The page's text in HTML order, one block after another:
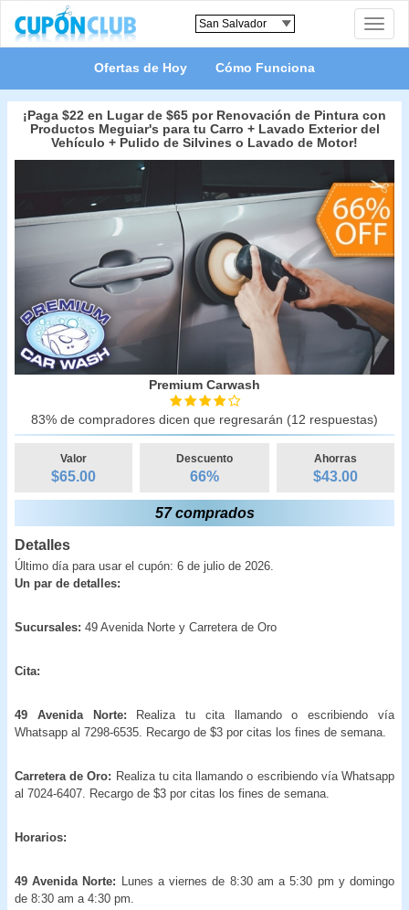
Toggle
Ofertas de Hoy Cómo Funciona
¡Paga $22 en Lugar de $65 por Renovación de Pintura con
Productos Meguiar's para tu Carro + Lavado Exterior del
Vehículo + Pulido de Silvines o Lavado de Motor!
Premium Carwash
83% de compradores dicen que regresarán (12 respuestas)
Valor
$65.00
Descuento
66%
Ahorras
$43.00
57 comprados
Detalles
Último día para usar el cupón: 6 de julio de 2026.
Un par de detalles:
Sucursales: 49 Avenida Norte y Carretera de Oro
Cita:
49 Avenida Norte: Realiza tu cita llamando o escribiendo vía
Whatsapp al 7298-6535. Recargo de $3 por citas los fines de semana.
Carretera de Oro: Realiza tu cita llamando o escribiendo vía Whatsapp
al 7024-6407. Recargo de $3 por citas los fines de semana.
Horarios:
49 Avenida Norte: Lunes a viernes de 8:30 am a 5:30 pm y domingo
de 8:30 am a 4:30 pm.